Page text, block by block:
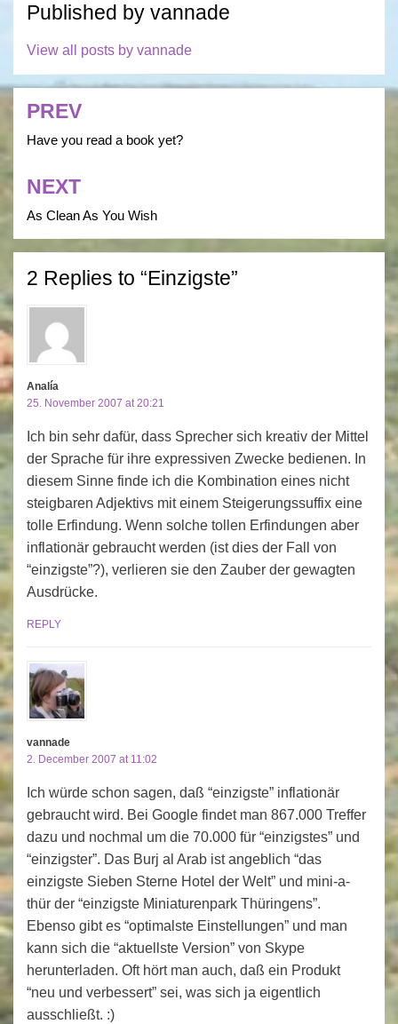
Published by vannade
View all posts by vannade
Post
navigation
PREV
Have you read a book yet?
NEXT
As Clean As You Wish
2 Replies to “Einzigste”
Analía
25. November 2007 at 20:21
Ich bin sehr dafür, dass Sprecher sich kreativ der Mittel
der Sprache für ihre expressiven Zwecke bedienen. In
diesem Sinne finde ich die Kombination eines nicht
steigbaren Adjektivs mit einem Steigerungssuffix eine
tolle Erfindung. Wenn solche tollen Erfindungen aber
inflationär gebraucht werden (ist dies der Fall von
“einzigste”?), verlieren sie den Zauber der gewagten
Ausdrücke.
REPLY
vannade
2. December 2007 at 11:02
Ich würde schon sagen, daß “einzigste” inflationär
gebraucht wird. Bei Google findet man 867.000 Treffer
dazu und nochmal um die 70.000 für “einzigstes” und
“einzigster”. Das Burj al Arab ist angeblich “das
einzigste Sieben Sterne Hotel der Welt” und mini-a-
thür der “einzigste Miniaturenpark Thüringens”.
Ebenso gibt es “optimalste Einstellungen” und man
kann sich die “aktuellste Version” von Skype
herunterladen. Oft hört man auch, daß ein Produkt
“neu und verbessert” sei, was sich ja eigentlich
ausschließt. :)